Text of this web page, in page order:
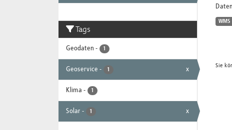
Tags
Geodaten - 1
Geoservice - 1 x
Klima - 1
Solar - 1 x
WMS
Sie